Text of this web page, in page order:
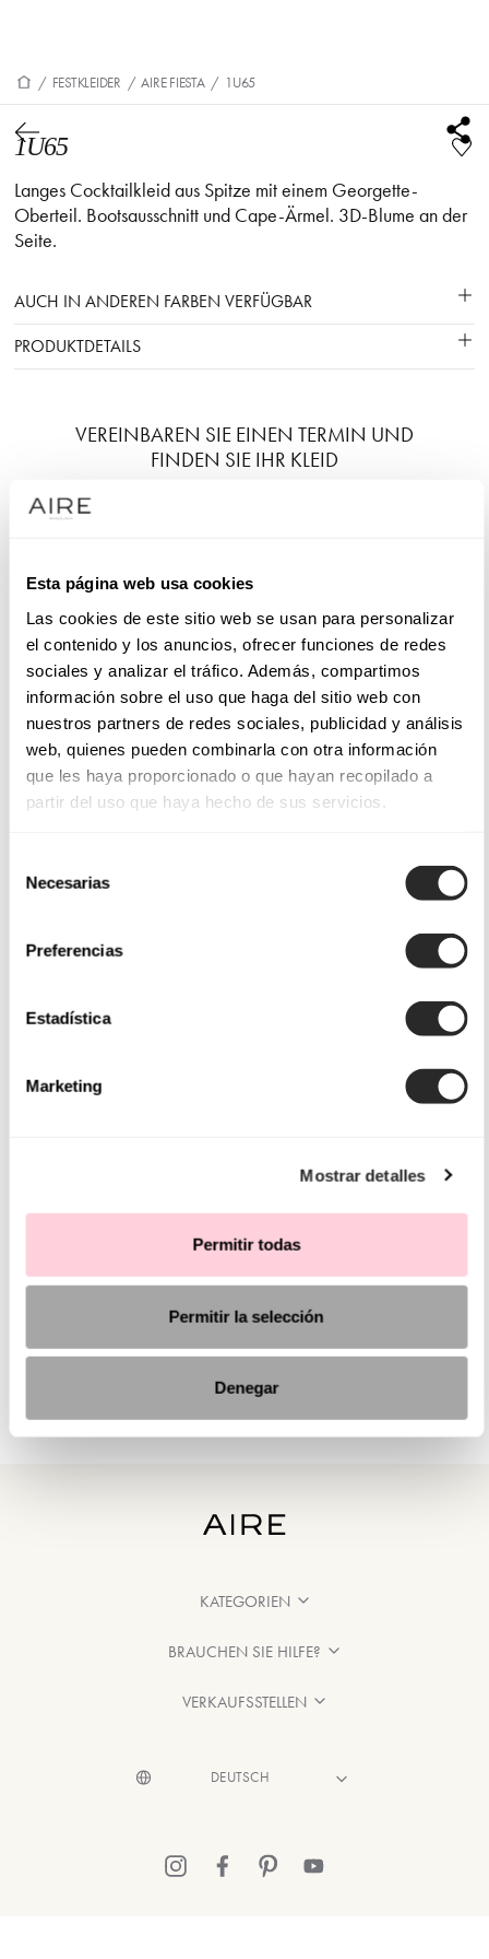
Esta página web usa cookies
Las cookies de este sitio web se usan para personalizar
el contenido y los anuncios, ofrecer funciones de redes
sociales y analizar el tráfico. Además, compartimos
información sobre el uso que haga del sitio web con
nuestros partners de redes sociales, publicidad y análisis
web, quienes pueden combinarla con otra información
que les haya proporcionado o que hayan recopilado a
partir del uso que haya hecho de sus servicios.
Necesarias
Preferencias
Estadística
Marketing
Mostrar detalles
Permitir todas
Permitir la selección
Denegar
/ FESTKLEIDER / AIRE FIESTA / 1U65
1U65
Langes Cocktailkleid aus Spitze mit einem Georgette-
Oberteil. Bootsausschnitt und Cape-Ärmel. 3D-Blume an der
Seite.
AUCH IN ANDEREN FARBEN VERFÜGBAR
PRODUKTDETAILS
VEREINBAREN SIE EINEN TERMIN UND
FINDEN SIE IHR KLEID
KATEGORIEN
BRAUCHEN SIE HILFE?
VERKAUFSSTELLEN